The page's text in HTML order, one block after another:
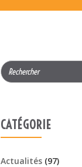
Search
for:
CATÉGORIE
Actualités (97)